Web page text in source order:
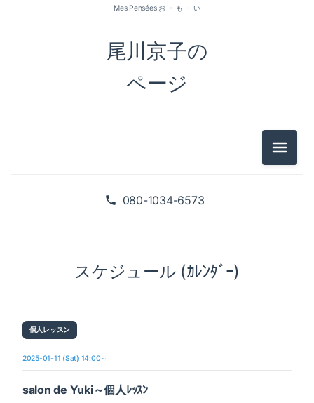
080-1034-6573
尾川京子の
ページ
Mes Pensées お ・ も ・ い
メニュ
スケジュール (ｶﾚﾝﾀﾞｰ)
個人レッスン
2025-01-11 (Sat) 14:00～
salon de Yuki～個人ﾚｯｽﾝ